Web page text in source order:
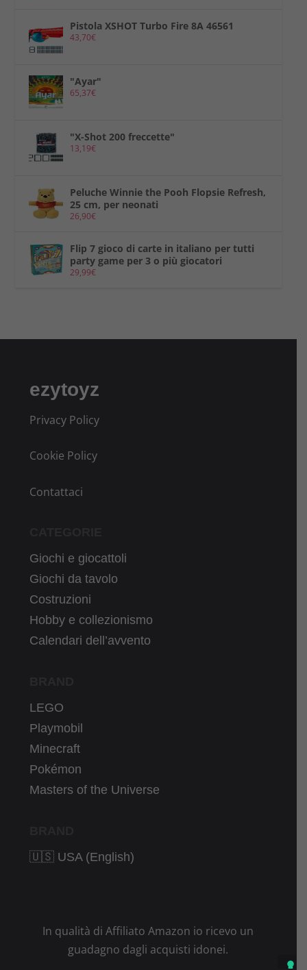
Pistola XSHOT Turbo Fire 8A 46561
43,70€
"Ayar"
65,37€
"X-Shot 200 freccette"
13,19€
Peluche Winnie the Pooh Flopsie Refresh,
25 cm, per neonati
26,90€
Flip 7 gioco di carte in italiano per tutti
party game per 3 o più giocatori
29,99€
ezytoyz
Privacy Policy
Cookie Policy
Contattaci
Giochi e giocattoli
Giochi da tavolo
Costruzioni
Hobby e collezionismo
Calendari dell’avvento
LEGO
Playmobil
Minecraft
Pokémon
Masters of the Universe
🇺🇸 USA (English)
In qualità di Affiliato Amazon io ricevo un
guadagno dagli acquisti idonei.